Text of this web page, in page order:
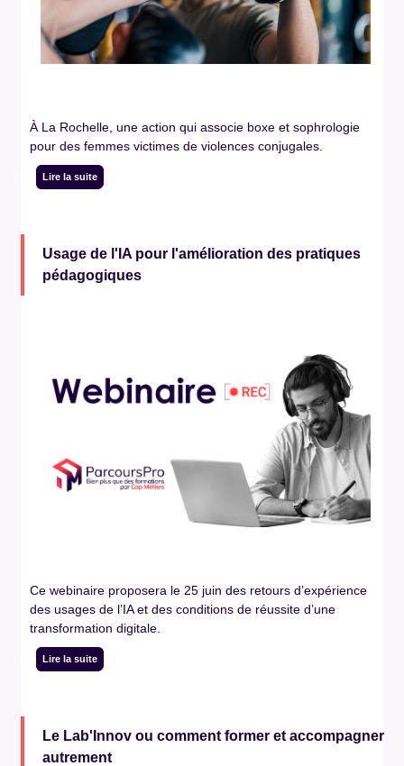
À La Rochelle, une action qui associe boxe et sophrologie
pour des femmes victimes de violences conjugales.
Lire la suite
Usage de l'IA pour l'amélioration des pratiques
pédagogiques
Ce webinaire proposera le 25 juin des retours d’expérience
des usages de l’IA et des conditions de réussite d’une
transformation digitale.
Lire la suite
Le Lab'Innov ou comment former et accompagner
autrement